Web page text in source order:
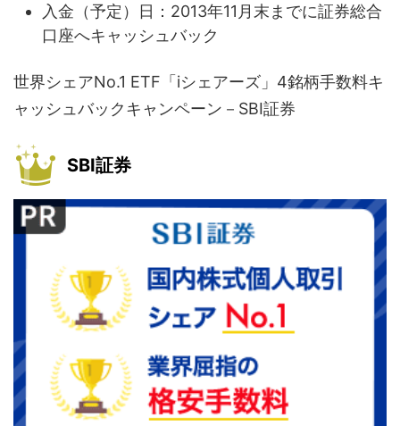
入金（予定）日：2013年11月末までに証券総合
口座へキャッシュバック
世界シェアNo.1 ETF「iシェアーズ」4銘柄手数料キ
ャッシュバックキャンペーン－SBI証券
SBI証券